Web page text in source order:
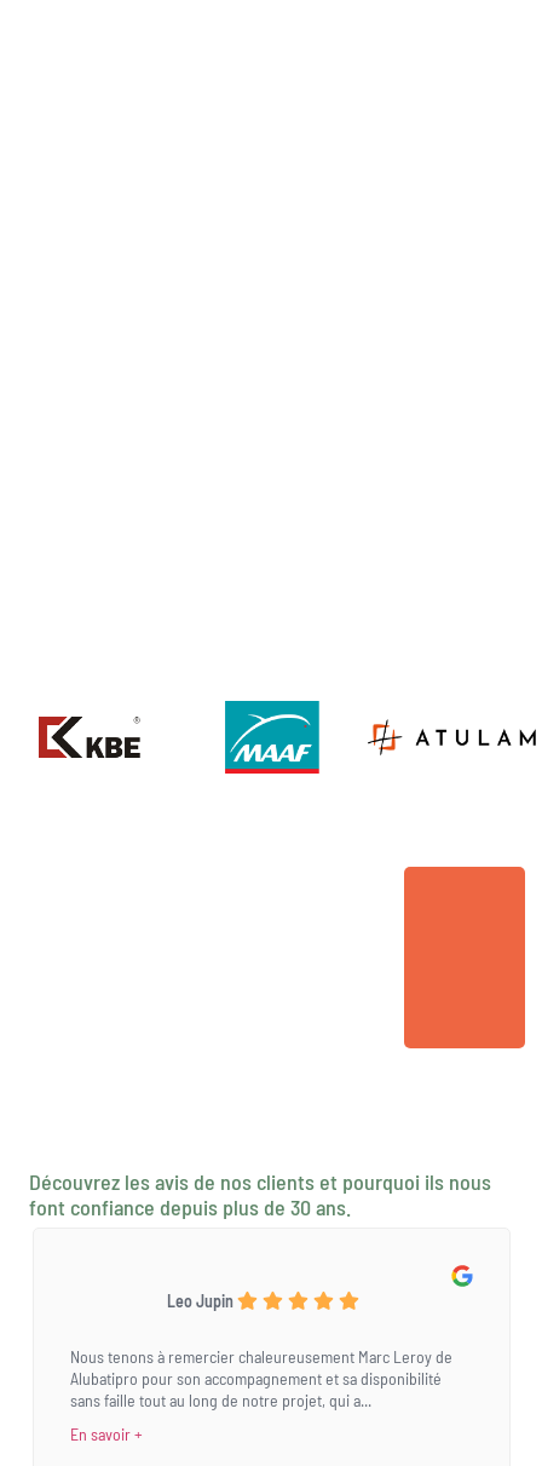
Découvrez les avis de nos clients et pourquoi ils nous
font confiance depuis plus de 30 ans.
Leo Jupin
Nous tenons à remercier chaleureusement Marc Leroy de
Alubatipro pour son accompagnement et sa disponibilité
sans faille tout au long de notre projet, qui a...
En savoir +